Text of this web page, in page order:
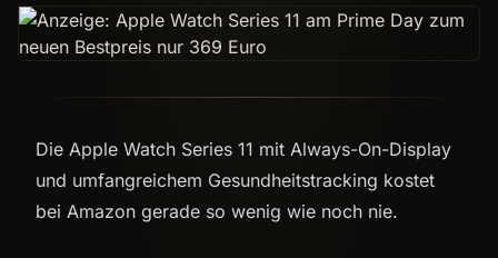
Die Apple Watch Series 11 mit Always-On-Display
und umfangreichem Gesundheitstracking kostet
bei Amazon gerade so wenig wie noch nie.